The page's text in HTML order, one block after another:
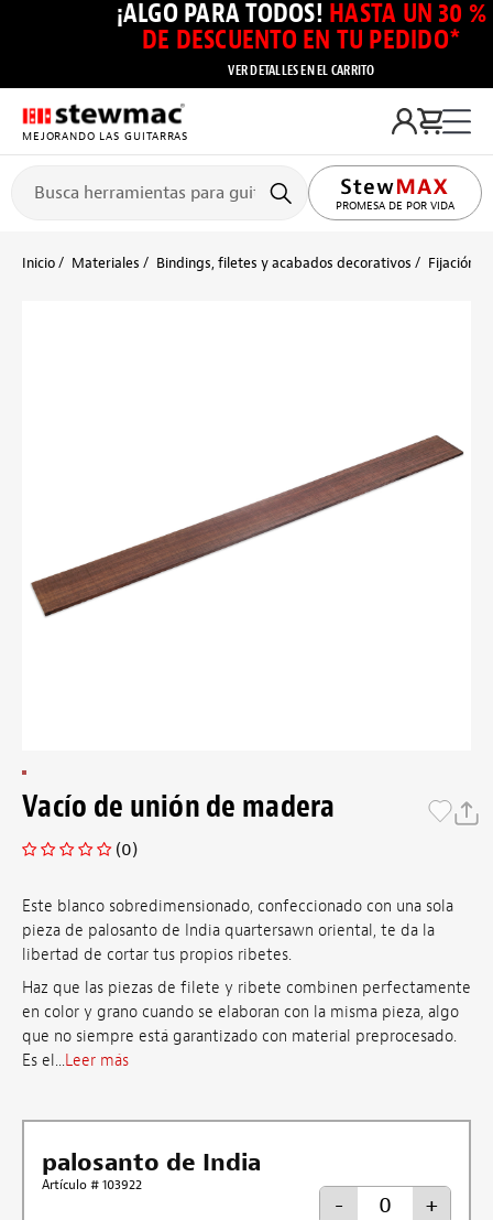
¡ALGO PARA TODOS! HASTA UN 30 %
DE DESCUENTO EN TU PEDIDO*
VER DETALLES EN EL CARRITO
MEJORANDO LAS GUITARRAS
PROMESA DE POR VIDA
Inicio Materiales Bindings, filetes y acabados decorativos Fijación
Vacío de unión de madera
(0)
Este blanco sobredimensionado, confeccionado con una sola
pieza de palosanto de India quartersawn oriental, te da la
libertad de cortar tus propios ribetes.
Haz que las piezas de filete y ribete combinen perfectamente
en color y grano cuando se elaboran con la misma pieza, algo
que no siempre está garantizado con material preprocesado.
Es el...Leer más
palosanto de India
Artículo # 103922
- +